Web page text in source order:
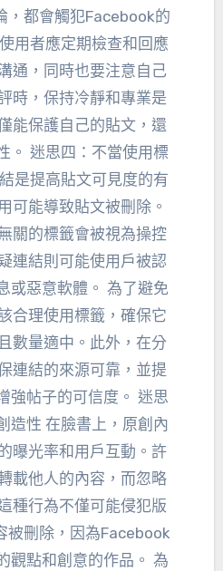
，都會觸犯Facebook的
用者應定期檢查和回應
通，同時也要注意自己
時，保持冷靜和專業是
能保護自己的貼文，還
。 迷思四：不當使用標
是提高貼文可見度的有
可能導致貼文被刪除。
關的標籤會被視為操控
連結則可能使用戶被認
或惡意軟體。 為了避免
合理使用標籤，確保它
數量適中。此外，在分
連結的來源可靠，並提
強帖子的可信度。 迷思
造性 在臉書上，原創內
曝光率和用戶互動。許
載他人的內容，而忽略
種行為不僅可能侵犯版
被刪除，因為Facebook
觀點和創意的作品。 為